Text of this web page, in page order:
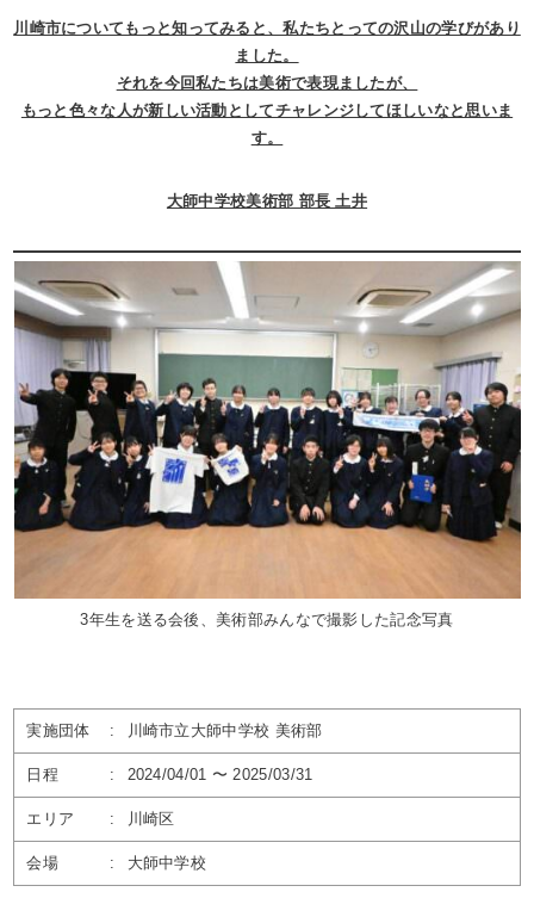
川崎市についてもっと知ってみると、私たちとっての沢山の学びがあり
ました。
それを今回私たちは美術で表現ましたが、
もっと色々な人が新しい活動としてチャレンジしてほしいなと思いま
す。
大師中学校美術部 部長 土井
3年生を送る会後、美術部みんなで撮影した記念写真
実施団体 : 川崎市立大師中学校 美術部
日程 : 2024/04/01 〜 2025/03/31
エリア : 川崎区
会場 : 大師中学校